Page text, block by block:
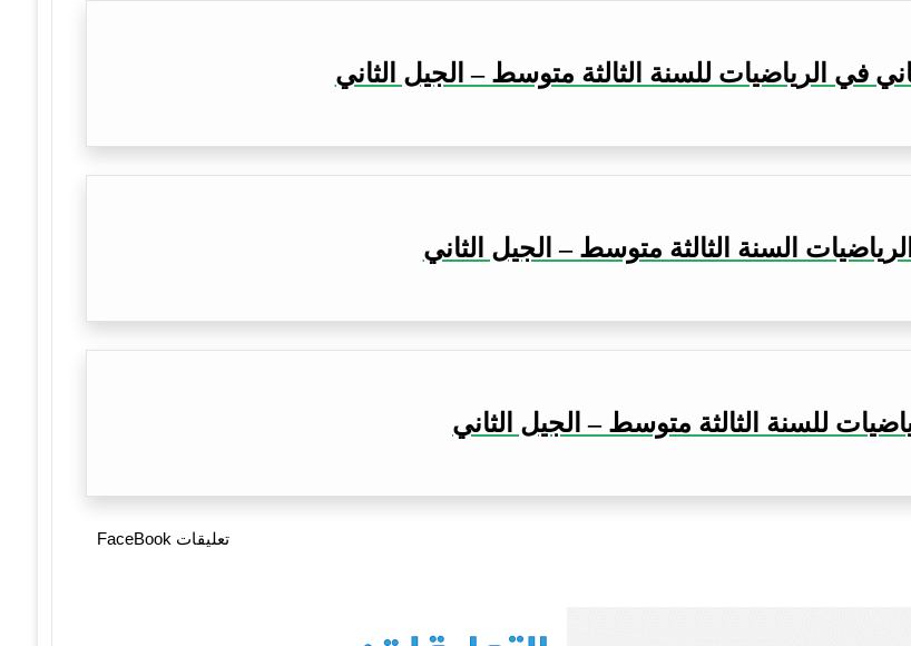
في الرياضيات للسنة الثالثة متوسط – الجيل الثاني
السنة الثالثة متوسط – الجيل الثاني
للسنة الثالثة متوسط – الجيل الثاني
تعليقات FaceBook